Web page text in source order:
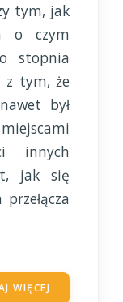
tym, jak
o czym
stopnia
z tym, że
był
innych
jak się
WIĘCEJ